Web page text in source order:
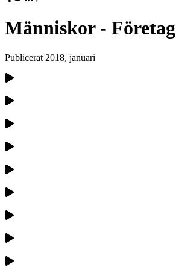
Människor - Företag
Publicerat 2018, januari